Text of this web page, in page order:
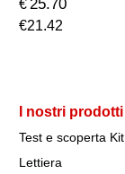
€25.70
€21.42
I nostri prodotti
Test e scoperta Kit
Lettiera